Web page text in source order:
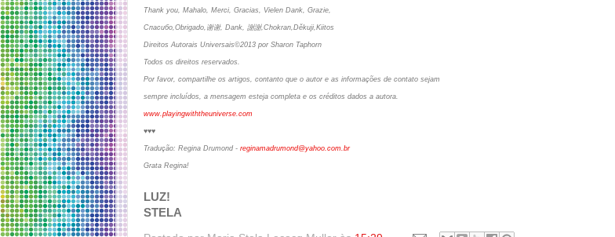
Thank you, Mahalo, Merci, Gracias, Vielen Dank, Grazie,
Спасибо,Obrigado,谢谢, Dank, 謝謝,Chokran,Děkuji,Kiitos
Direitos Autorais Universais©2013 por Sharon Taphorn
Todos os direitos reservados.
Por favor, compartilhe os artigos, contanto que o autor e as informações de contato sejam
sempre incluídos, a mensagem esteja completa e os créditos dados a autora.
www.playingwiththeuniverse.com
♥♥♥
Tradução: Regina Drumond - reginamadrumond@yahoo.com.br
Grata Regina!
LUZ!
STELA